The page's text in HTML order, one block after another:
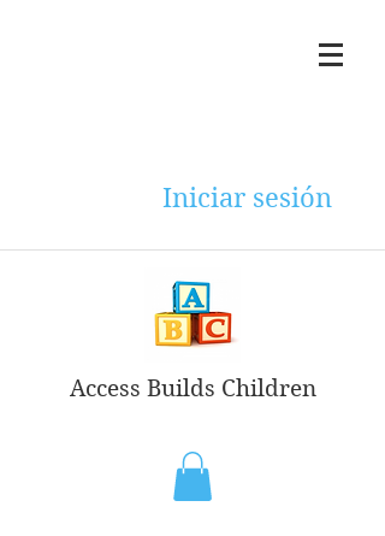
Iniciar sesión
Access Builds Children